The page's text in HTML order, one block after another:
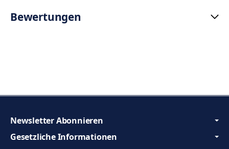
Bewertungen
Gesetzliche Informationen
Newsletter Abonnieren